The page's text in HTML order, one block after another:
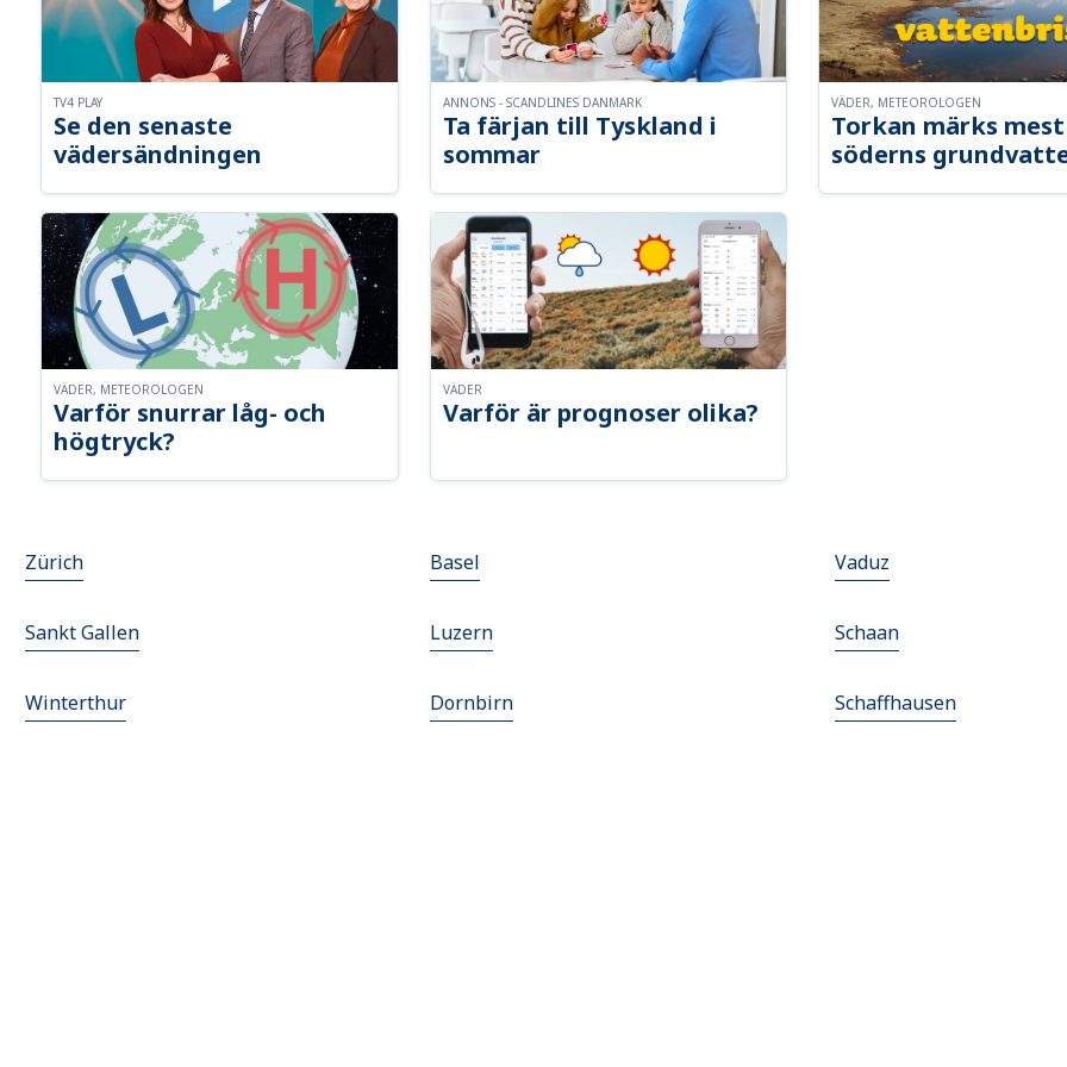
Se den senaste
vädersändningen
TV4 PLAY
Ta färjan till Tyskland i
sommar
ANNONS - SCANDLINES DANMARK
Torkan märks
söderns
VÄDER, METEOROLOGEN
Varför snurrar låg- och
högtryck?
VÄDER, METEOROLOGEN
Varför är prognoser olika?
VÄDER
Zürich Basel Vaduz
Sankt Gallen Luzern Schaan
Winterthur Dornbirn Schaffhausen